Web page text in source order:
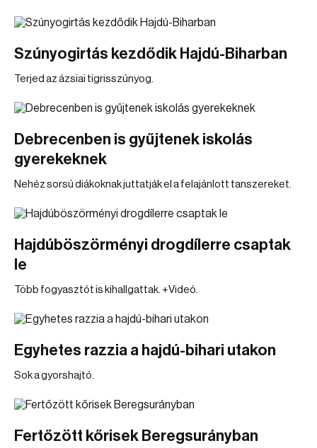
Szúnyogirtás kezdődik Hajdú-Biharban
Terjed az ázsiai tigrisszúnyog.
Debrecenben is gyűjtenek iskolás
gyerekeknek
Nehéz sorsú diákoknak juttatják el a felajánlott tanszereket.
Hajdúböszörményi drogdílerre csaptak
le
Több fogyasztót is kihallgattak. +Videó.
Egyhetes razzia a hajdú-bihari utakon
Sok a gyorshajtó.
Fertőzött kőrisek Beregsurányban